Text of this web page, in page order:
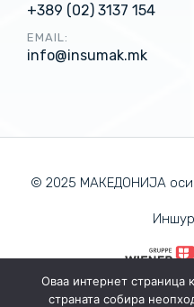
+389 (02) 3137 154
EMAIL:
info@insumak.mk
© 2025 МАКЕДОНИЈА
Оваа интернет страница
страната собира